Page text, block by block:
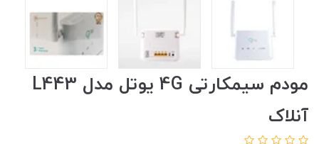
مودم سیمکارتی 4G یوتل مدل L443
آنلاک